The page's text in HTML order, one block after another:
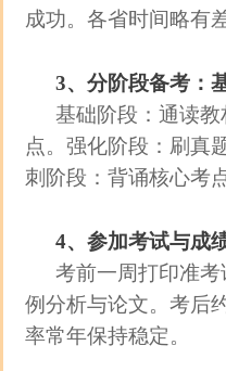
成功。各省时间略有
3、分阶段备考
基础阶段：通读
点。强化阶段：刷真
刺阶段：背诵核心考
4、参加考试与成
考前一周打印准
例分析与论文。考后
率常年保持稳定。